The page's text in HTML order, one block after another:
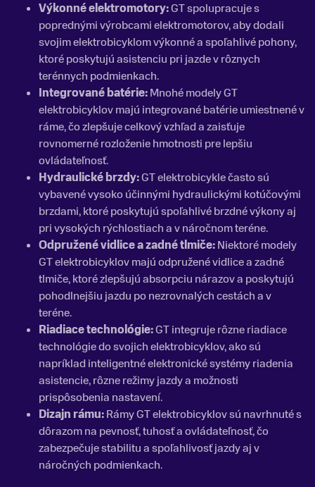
Výkonné elektromotory:GT spolupracuje s
poprednými výrobcami elektromotorov, aby dodali
svojim elektrobicyklom výkonné a spoľahlivé pohony,
ktoré poskytujú asistenciu pri jazde v rôznych
terénnych podmienkach.
Integrované batérie:Mnohé modely GT
elektrobicyklov majú integrované batérie umiestnené v
ráme, čo zlepšuje celkový vzhľad a zaisťuje
rovnomerné rozloženie hmotnosti pre lepšiu
ovládateľnosť.
Hydraulické brzdy:GT elektrobicykle často sú
vybavené vysoko účinnými hydraulickými kotúčovými
brzdami, ktoré poskytujú spoľahlivé brzdné výkony aj
pri vysokých rýchlostiach a v náročnom teréne.
Odpružené vidlice a zadné tlmiče:Niektoré modely
GT elektrobicyklov majú odpružené vidlice a zadné
tlmiče, ktoré zlepšujú absorpciu nárazov a poskytujú
pohodlnejšiu jazdu po nezrovnalých cestách a v
teréne.
Riadiace technológie:GT integruje rôzne riadiace
technológie do svojich elektrobicyklov, ako sú
napríklad inteligentné elektronické systémy riadenia
asistencie, rôzne režimy jazdy a možnosti
prispôsobenia nastavení.
Dizajn rámu:Rámy GT elektrobicyklov sú navrhnuté s
dôrazom na pevnosť, tuhosť a ovládateľnosť, čo
zabezpečuje stabilitu a spoľahlivosť jazdy aj v
náročných podmienkach.